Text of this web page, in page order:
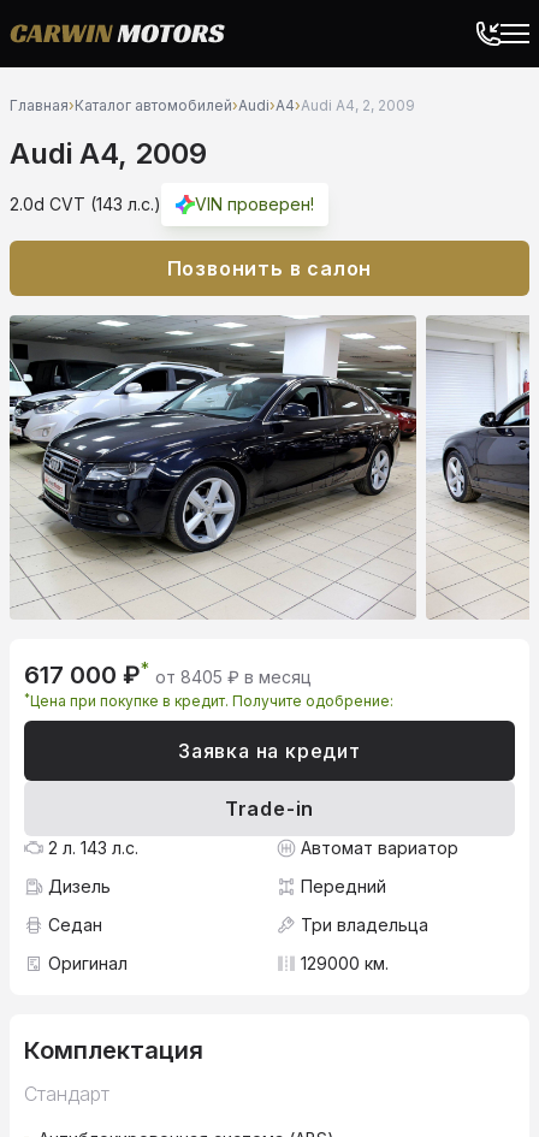
Главная›Каталог автомобилей›Audi›A4›Audi A4, 2, 2009
Audi A4, 2009
2.0d CVT (143 л.с.) VIN проверен!
Позвонить в салон
617 000 ₽* от 8405 ₽ в месяц
*Цена при покупке в кредит. Получите одобрение:
Заявка на кредит
Trade-in
2 л. 143 л.с.
Автомат вариатор
Дизель
Передний
Седан
Три владельца
Оригинал
129000 км.
Комплектация
Стандарт